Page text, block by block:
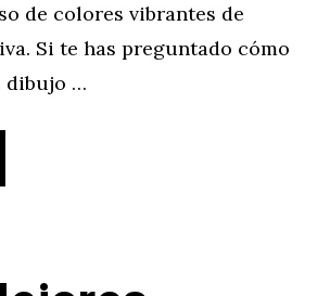
de colores vibrantes de
Si te has preguntado cómo
dibujo …